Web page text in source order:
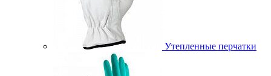
Утепленные перчатки